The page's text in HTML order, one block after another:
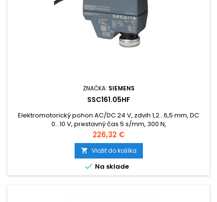
ZNAČKA: SIEMENS
SSC161.05HF
Elektromotorický pohon AC/DC 24 V, zdvih 1,2...6,5 mm, DC
0...10 V, prestavný čas 5 s/mm, 300 N,
Cena
226,32 €
 Vložiť do košíka
 Na sklade